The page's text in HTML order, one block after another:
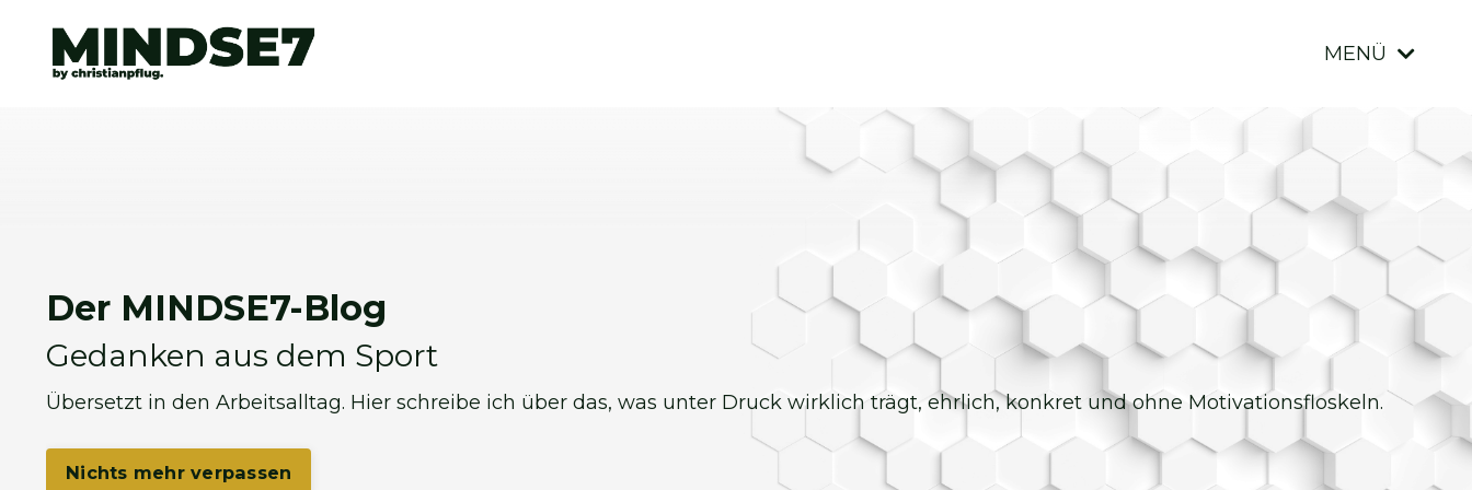
MENÜ
Der MINDSE7-Blog
Gedanken aus dem Sport
Übersetzt in den Arbeitsalltag. Hier schreibe ich über das, was unter Druck wirklich trägt, ehrlich, konkret und ohne Motivationsfloskeln.
Nichts mehr verpassen